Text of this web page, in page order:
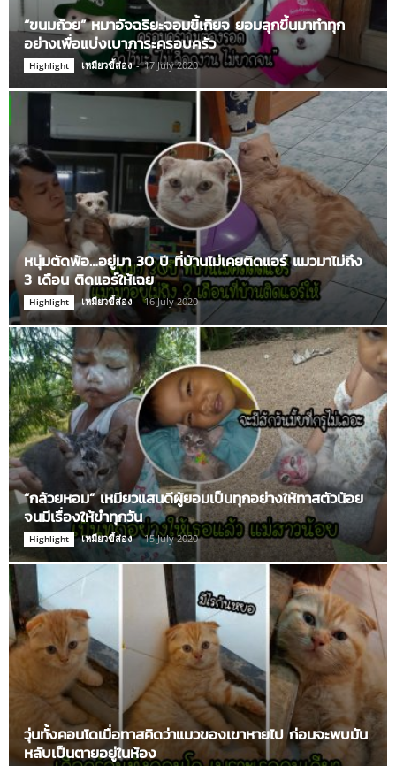
“ขนมถ้วย” หมาอัจฉริยะจอมขี้เกียจ ยอมลุกขึ้นมาทำทุก
อย่างเพื่อแบ่งเบาภาระครอบครัว
Highlight เหมียวขี้ส่อง - 17 July 2020
หนุ่มตัดพ้อ…อยู่มา 30 ปี ที่บ้านไม่เคยติดแอร์ แมวมาไม่ถึง
3 เดือน ติดแอร์ให้เฉย
Highlight เหมียวขี้ส่อง - 16 July 2020
“กล้วยหอม” เหมียวแสนดีผู้ยอมเป็นทุกอย่างให้ทาสตัวน้อย
จนมีเรื่องให้ขำทุกวัน
Highlight เหมียวขี้ส่อง - 15 July 2020
วุ่นทั้งคอนโดเมื่อทาสคิดว่าแมวของเขาหายไป ก่อนจะพบมัน
หลับเป็นตายอยู่ในห้อง